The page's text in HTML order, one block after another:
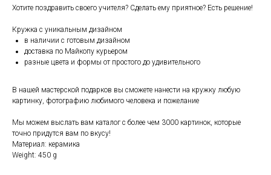
Хотите поздравить своего учителя? Сделать ему приятное? Есть решение!
Кружка с уникальным дизайном⠀
в наличии с готовым дизайном⠀
доставка по Майкопу курьером⠀
разные цвета и формы от простого до удивительного⠀
В нашей мастерской подарков вы сможете нанести на кружку любую
картинку, фотографию любимого человека и пожелание
Мы можем выслать вам каталог с более чем 3000 картинок, которые
точно придутся вам по вкусу!
Материал: керамика
Weight: 450 g